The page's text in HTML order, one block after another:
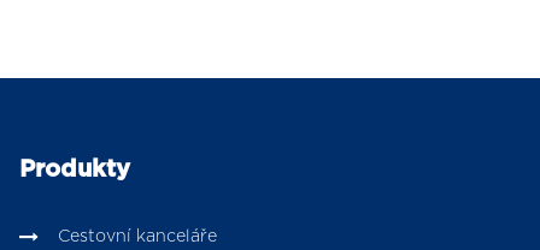
Produkty
Cestovní kanceláře